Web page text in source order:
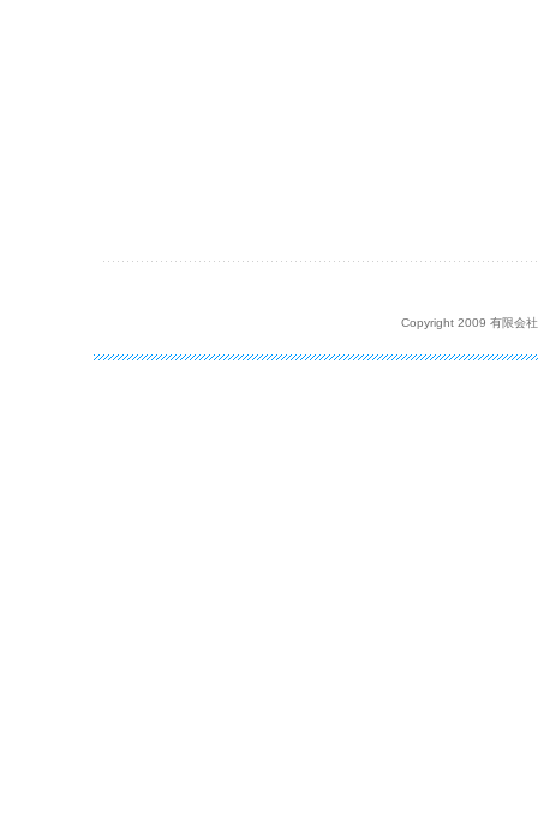
Copyright 2009 有限会